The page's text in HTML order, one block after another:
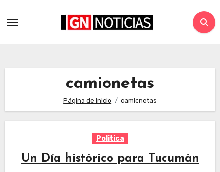
camionetas
Página de inicio camionetas
Politica
Un Día histórico para Tucumàn